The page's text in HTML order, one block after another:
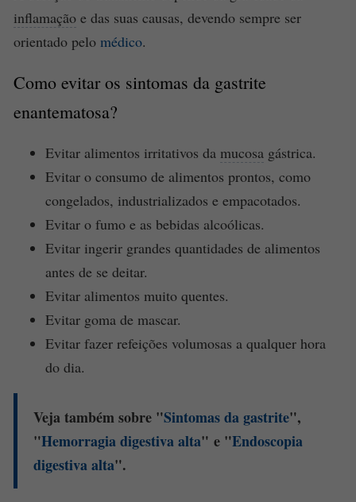
inflamação e das suas causas, devendo sempre ser
orientado pelo médico.
Como evitar os sintomas da gastrite
enantematosa?
Evitar alimentos irritativos da mucosa gástrica.
Evitar o consumo de alimentos prontos, como
congelados, industrializados e empacotados.
Evitar o fumo e as bebidas alcoólicas.
Evitar ingerir grandes quantidades de alimentos
antes de se deitar.
Evitar alimentos muito quentes.
Evitar goma de mascar.
Evitar fazer refeições volumosas a qualquer hora
do dia.
Veja também sobre "Sintomasdagastrite",
"Hemorragia digestiva alta" e "Endoscopia
digestiva alta".